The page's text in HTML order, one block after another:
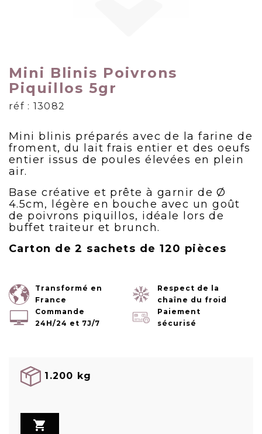
Mini Blinis Poivrons
Piquillos 5gr
réf : 13082
Mini blinis préparés avec de la farine de
froment, du lait frais entier et des oeufs
entier issus de poules élevées en plein
air.
Base créative et prête à garnir de Ø
4.5cm, légère en bouche avec un goût
de poivrons piquillos, idéale lors de
buffet traiteur et brunch.
Carton de 2 sachets de 120 pièces
Transformé en
France
Respect de la
chaîne du froid
Commande
24H/24 et 7J/7
Paiement
sécurisé
1.200 kg
